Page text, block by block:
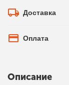
Доставка
Оплата
Описание